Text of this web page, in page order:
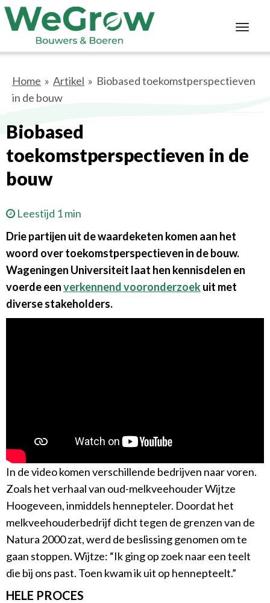
Home » Artikel » Biobased toekomstperspectieven
in de bouw
Biobased
toekomstperspectieven in de
bouw
Leestijd 1 min
Drie partijen uit de waardeketen komen aan het
woord over toekomstperspectieven in de bouw.
Wageningen Universiteit laat hen kennisdelen en
voerde eenverkennend vooronderzoekuit met
diverse stakeholders.
In de video komen verschillende bedrijven naar voren.
Zoals het verhaal van oud-melkveehouder Wijtze
Hoogeveen, inmiddels hennepteler. Doordat het
melkveehouderbedrijf dicht tegen de grenzen van de
Natura 2000 zat, werd de beslissing genomen om te
gaan stoppen. Wijtze: “Ik ging op zoek naar een teelt
die bij ons past. Toen kwam ik uit op hennepteelt.”
HELE PROCES